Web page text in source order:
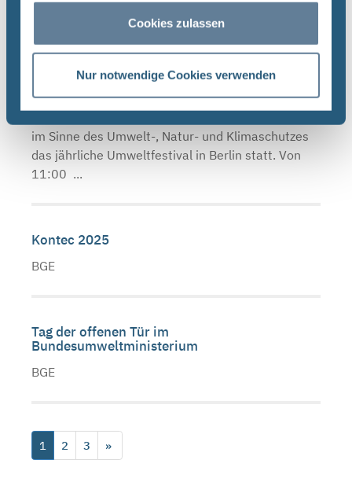
Cookies zulassen
Nur notwendige Cookies verwenden
größeren Stadt in ...
Umweltfestival Berlin
BGE „30 Jahre Umweltfestival – Jetzt erst recht“.
im Sinne des Umwelt-, Natur- und Klimaschutzes
das jährliche Umweltfestival in Berlin statt. Von
11:00 ...
Kontec 2025
BGE
Tag der offenen Tür im
Bundesumweltministerium
BGE
1 2 3 »